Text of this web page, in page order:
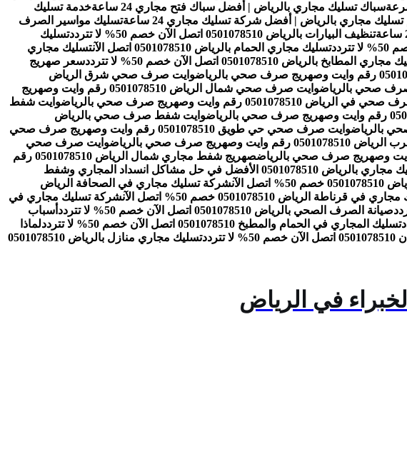
سباك تسليك مجاري بالرياض | أفضل سباك فتح مجاري 24 ساعة
خدمة تسليك
مجاري بالرياض | أفضل شركة تسليك مجاري 24 ساعة
تسليك مواسير الصرف
تنظيف البيارات بالرياض 0501078510 اتصل الآن خصم 50% لا تتردد
تسليك
تسليك مجاري الحمام بالرياض 0501078510 اتصل الآن
تسليك مجاري
المطابخ بالرياض 0501078510 اتصل الآن خصم 50% لا تتردد
سعر صهريج
وايت صرف صحي شرق الرياض
وايت صرف صحي شمال الرياض 0501078510 رقم وايت وصهريج
رقم وايت وصهريج صرف صحي بالرياض
وايت شفط
وايت شفط صرف صحي بالرياض
وايت صرف صحي حي طويق 0501078510 رقم وايت وصهريج صرف صحي
صرف صحي بالرياض
وايت صرف صحي
صهريج شفط مجاري شمال الرياض 0501078510 رقم
شركة تسليك مجاري بالرياض 0501078510 الأفضل في حل مشاكل انسداد المجاري وشفط
الآن
شركة تسليك مجاري في الصحافة الرياض
الرياض 0501078510 خصم 50% اتصل الآن
شركة تسليك مجاري في
صيانة الصرف الصحي بالرياض 0501078510 اتصل الآن خصم 50% لا تتردد
أسباب
تسليك المجاري في الحمام والمطبخ 0501078510 اتصل الآن خصم 50% لا تتردد
لماذا
تسليك مجاري منازل بالرياض 0501078510
في الرياض